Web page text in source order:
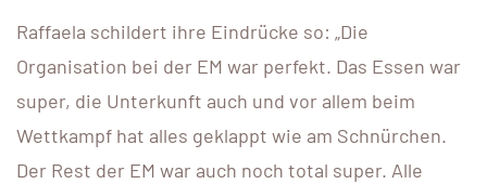
Raffaela schildert ihre Eindrücke so: „Die
Organisation bei der EM war perfekt. Das Essen war
super, die Unterkunft auch und vor allem beim
Wettkampf hat alles geklappt wie am Schnürchen.
Der Rest der EM war auch noch total super. Alle